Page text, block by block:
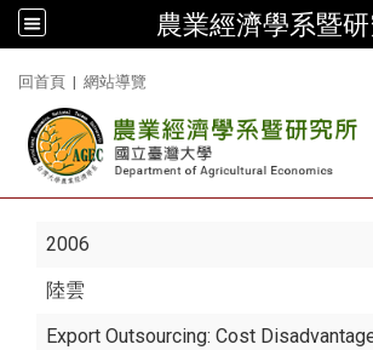
農業經濟學系暨
回首頁 | 網站導覽
2006
陸雲
Export Outsourcing: Cost